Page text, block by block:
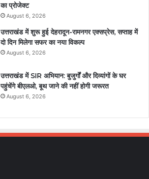
का प्रोजेक्ट
August 6, 2026
उत्तराखंड में शुरू हुई देहरादून-रामनगर एक्सप्रेस, सप्ताह में
दो दिन मिलेगा सफर का नया विकल्प
August 6, 2026
उत्तराखंड में SIR अभियान: बुजुर्गों और दिव्यांगों के घर
पहुंचेंगे बीएलओ, बूथ जाने की नहीं होगी जरूरत
August 6, 2026